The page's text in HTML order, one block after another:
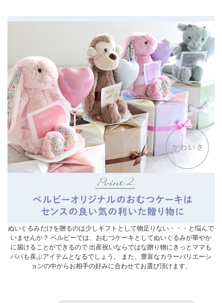
ぬいぐるみだけを贈るのは少しギフトとして物足りない・・・と悩んで
いませんか？ ベルビーでは、おむつケーキとしてぬいぐるみが華やか
に届けることができるので 出産祝いならではな贈り物にきっとママも
パパも喜ぶアイテムとなるでしょう。 また、豊富なカラーバリエーシ
ョンの中からお相手の好みに合わせてお選び頂けます。